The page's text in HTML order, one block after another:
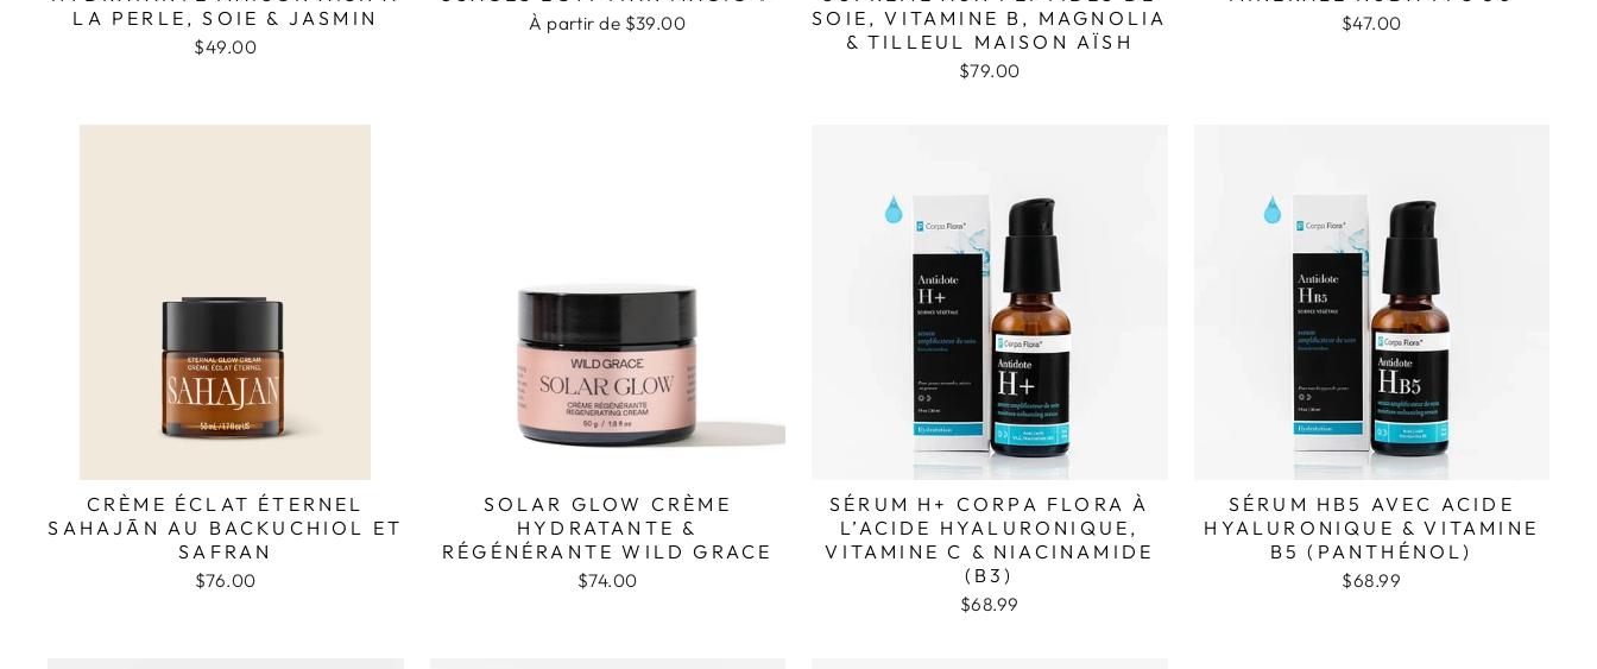
LA PERLE, SOIE & JASMIN
$49.00
À partir de $39.00
SOIE, VITAMINE B, MAGNOLIA
& TILLEUL MAISON AÏSH
$79.00
$47.00
CRÈME ÉCLAT ÉTERNEL
SAHAJĀN AU BACKUCHIOL ET
SAFRAN
$76.00
SOLAR GLOW CRÈME
HYDRATANTE &
RÉGÉNÉRANTE WILD GRACE
$74.00
SÉRUM H+ CORPA FLORA À
L’ACIDE HYALURONIQUE,
VITAMINE C & NIACINAMIDE
(B3)
$68.99
SÉRUM HB5 AVEC ACIDE
HYALURONIQUE & VITAMINE
B5 (PANTHÉNOL)
$68.99